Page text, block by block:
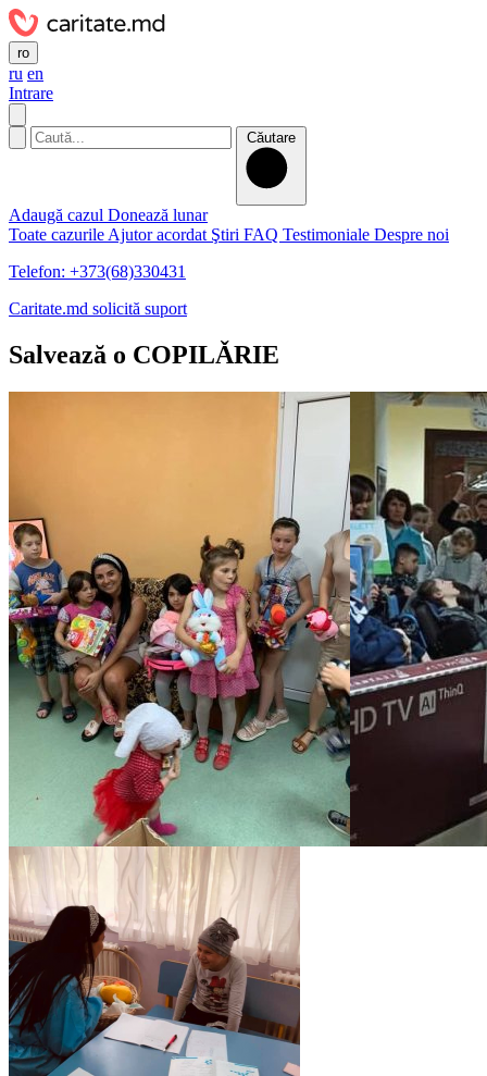
ro
ru en
Intrare
Căutare
Adaugă cazul Donează lunar
Toate cazurile Ajutor acordat Ştiri FAQ Testimoniale Despre noi
Telefon: +373(68)330431
Caritate.md solicită suport
Salvează o COPILǍRIE